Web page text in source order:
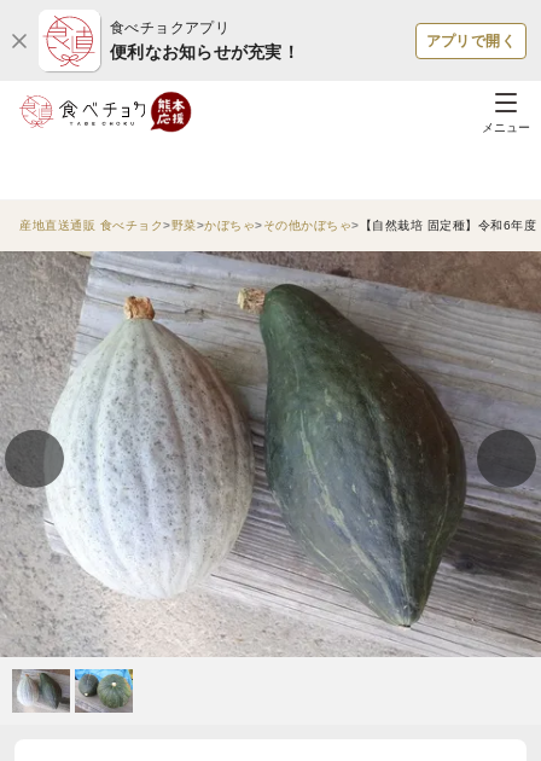
食べチョクアプリ
便利なお知らせが充実！
アプリで開く
メニュー
産地直送通販 食べチョク 野菜 かぼちゃ その他かぼちゃ 【自然栽培 固定種】令和6年